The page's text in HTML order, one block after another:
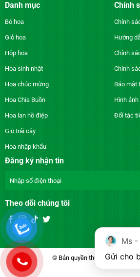
Danh mục
Bó hoa
Giỏ hoa
Hộp hoa
Hoa sinh nhật
Hoa chúc mừng
Hoa Chia Buồn
Hoa lan hồ điệp
Giỏ trái cây
Hoa nhập khẩu
Chính
Chính
Hướng
Chính
Chính
Bảo mật
Hình
Đối tác
Đăng ký nhận tin
Theo dõi chúng tôi
© Bản quyền thuộc về
Ms -
Gửi cho